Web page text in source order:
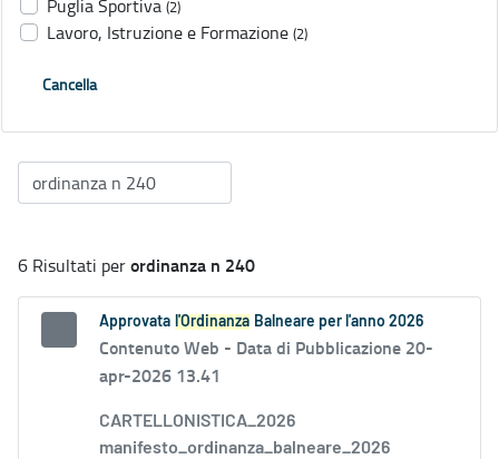
Puglia Sportiva (2)
Lavoro, Istruzione e Formazione (2)
Cancella
6 Risultati perordinanza n 240
Approvata l'Ordinanza Balneare per l'anno 2026
Contenuto Web - Data di Pubblicazione 20-
apr-2026 13.41
CARTELLONISTICA_2026
manifesto_ordinanza_balneare_2026